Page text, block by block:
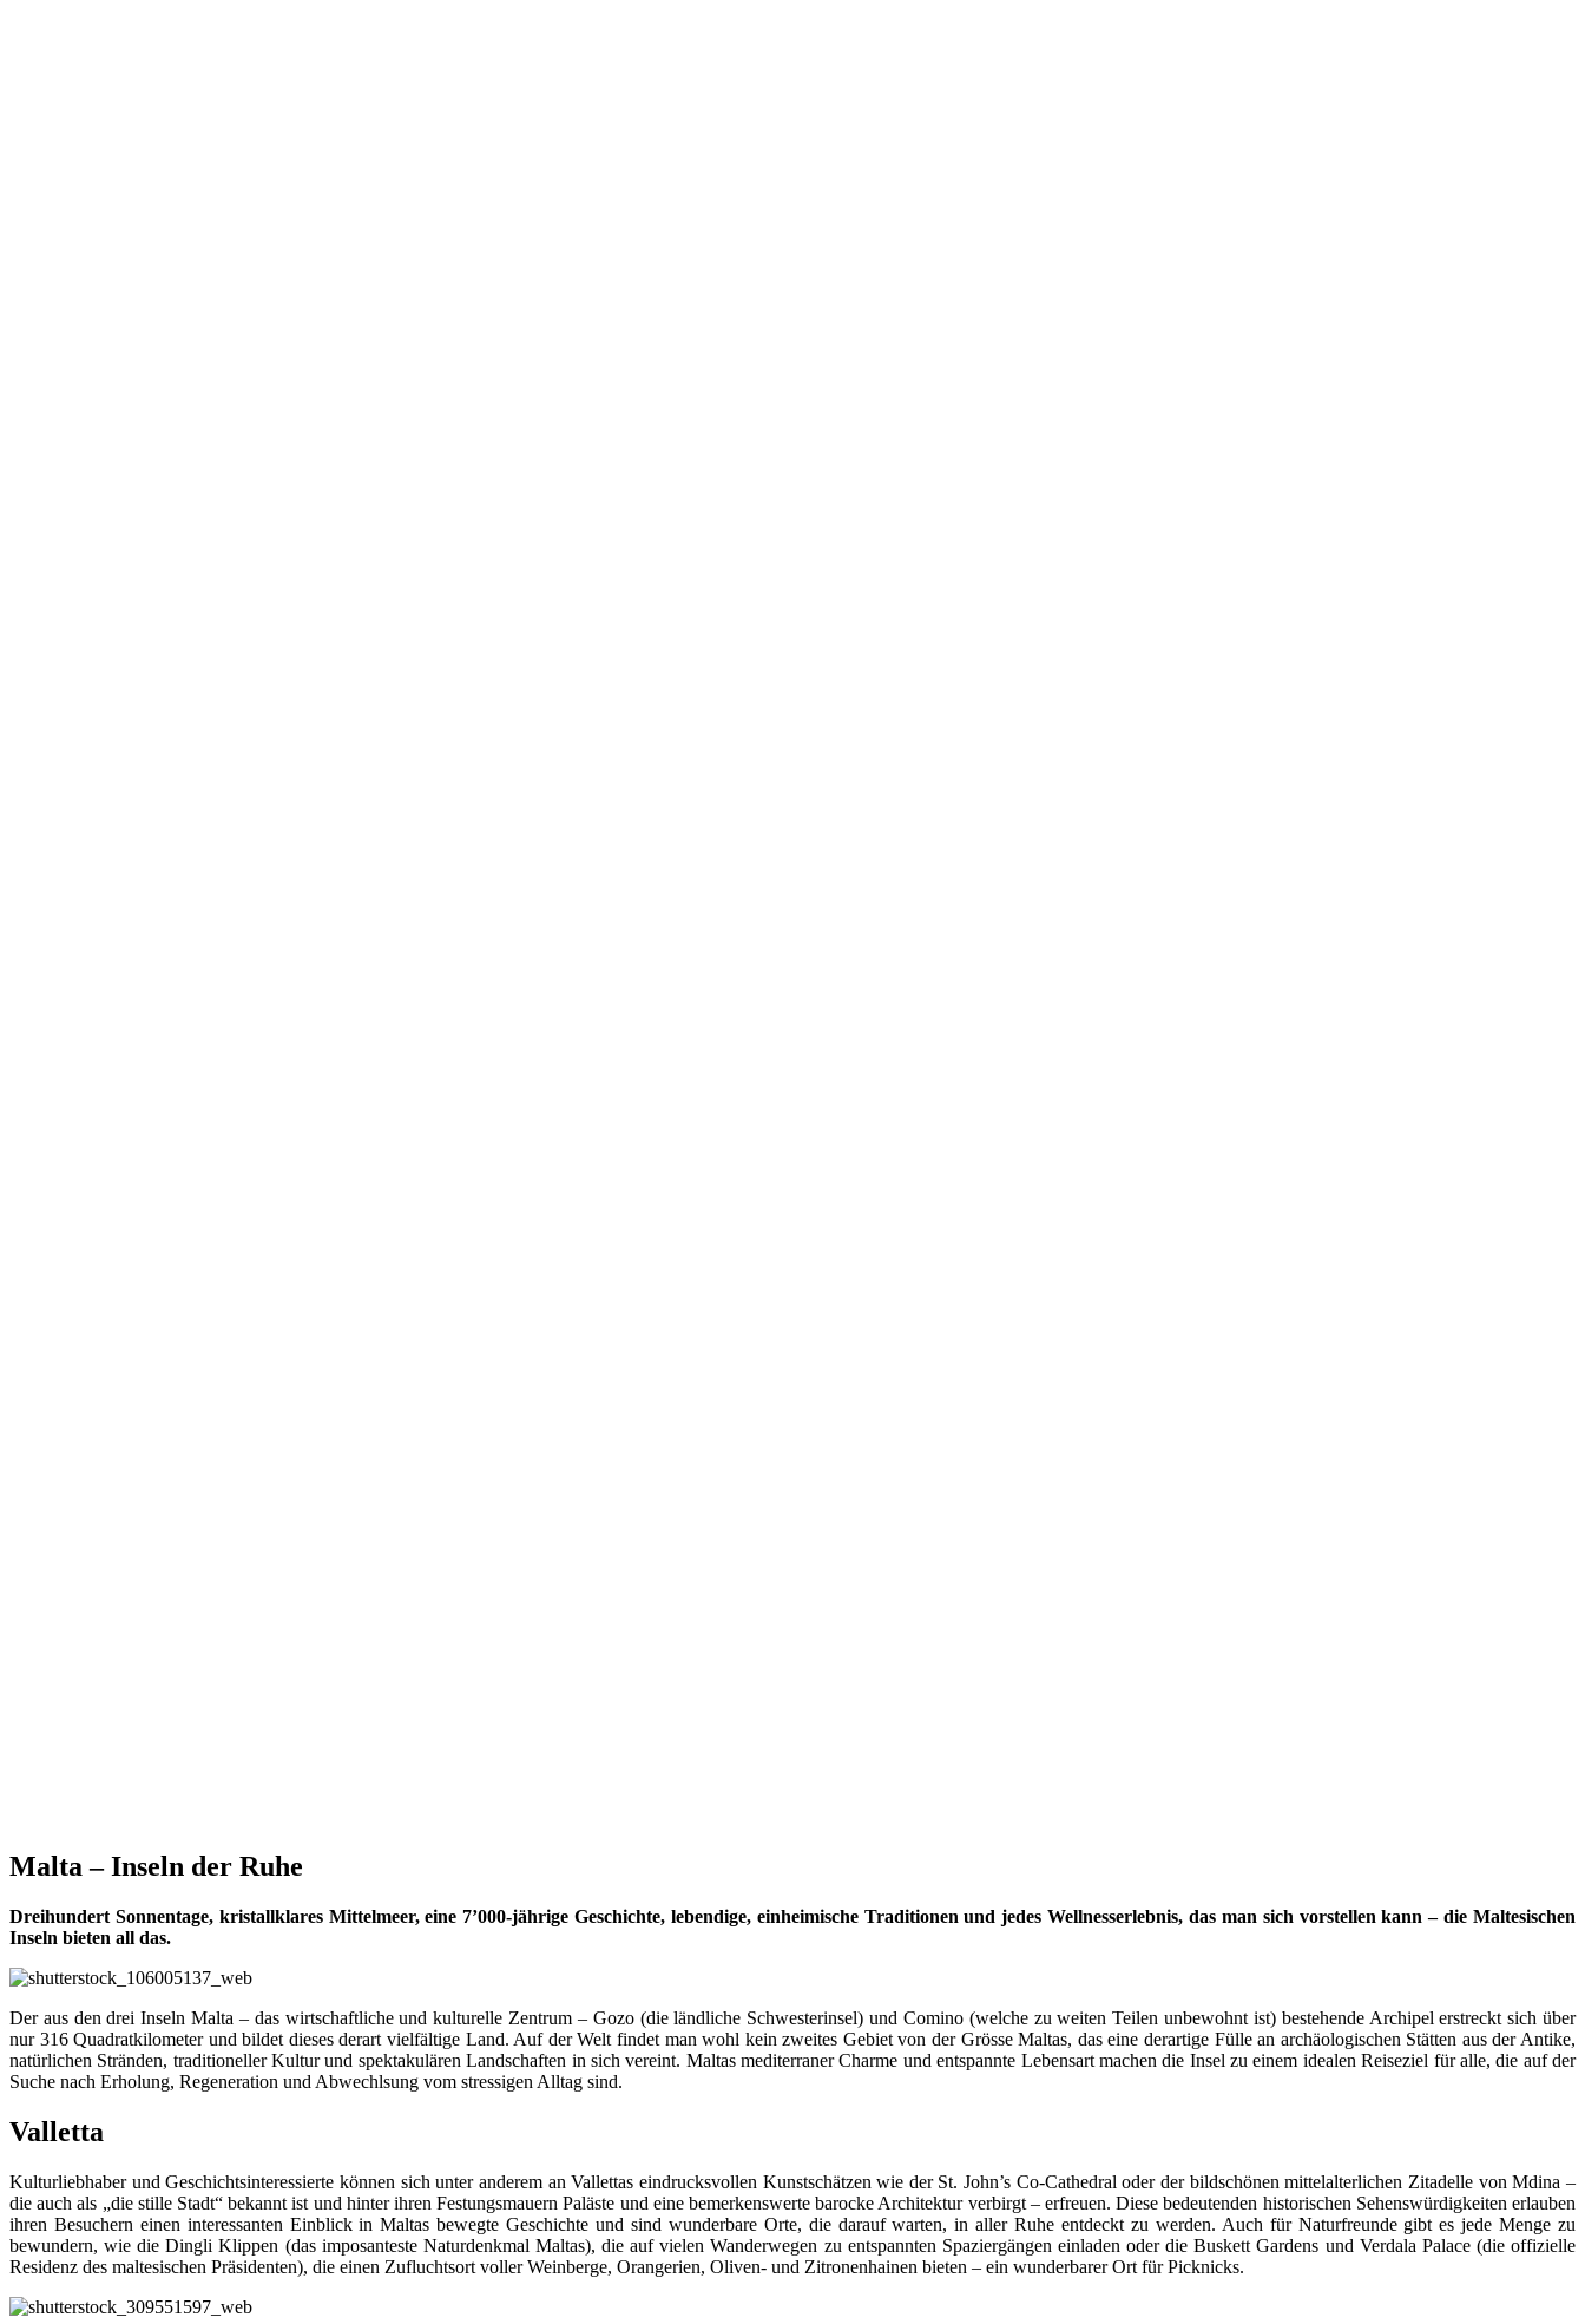
Malta – Inseln der Ruhe
Dreihundert Sonnentage, kristallklares Mittelmeer, eine 7’000-jährige Geschichte, lebendige, einheimische Traditionen und jedes Wellnesserlebnis, das man sich vorstellen kann – die Maltesischen
Inseln bieten all das.
Der aus den drei Inseln Malta – das wirtschaftliche und kulturelle Zentrum – Gozo (die ländliche Schwesterinsel) und Comino (welche zu weiten Teilen unbewohnt ist) bestehende Archipel erstreckt sich über
nur 316 Quadratkilometer und bildet dieses derart vielfältige Land. Auf der Welt findet man wohl kein zweites Gebiet von der Grösse Maltas, das eine derartige Fülle an archäologischen Stätten aus der Antike,
natürlichen Stränden, traditioneller Kultur und spektakulären Landschaften in sich vereint. Maltas mediterraner Charme und entspannte Lebensart machen die Insel zu einem idealen Reiseziel für alle, die auf der
Suche nach Erholung, Regeneration und Abwechlsung vom stressigen Alltag sind.
Valletta
Kulturliebhaber und Geschichtsinteressierte können sich unter anderem an Vallettas eindrucksvollen Kunstschätzen wie der St. John’s Co-Cathedral oder der bildschönen mittelalterlichen Zitadelle von Mdina –
die auch als „die stille Stadt“ bekannt ist und hinter ihren Festungsmauern Paläste und eine bemerkenswerte barocke Architektur verbirgt – erfreuen. Diese bedeutenden historischen Sehenswürdigkeiten erlauben
ihren Besuchern einen interessanten Einblick in Maltas bewegte Geschichte und sind wunderbare Orte, die darauf warten, in aller Ruhe entdeckt zu werden. Auch für Naturfreunde gibt es jede Menge zu
bewundern, wie die Dingli Klippen (das imposanteste Naturdenkmal Maltas), die auf vielen Wanderwegen zu entspannten Spaziergängen einladen oder die Buskett Gardens und Verdala Palace (die offizielle
Residenz des maltesischen Präsidenten), die einen Zufluchtsort voller Weinberge, Orangerien, Oliven- und Zitronenhainen bieten – ein wunderbarer Ort für Picknicks.